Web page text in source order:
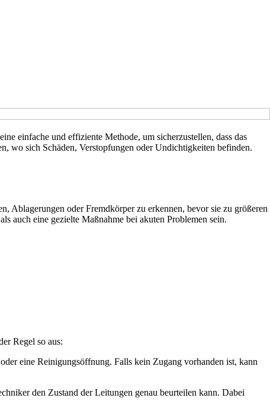
einfache und effiziente Methode, um sicherzustellen, dass das
wo sich Schäden, Verstopfungen oder Undichtigkeiten befinden.
Ablagerungen oder Fremdkörper zu erkennen, bevor sie zu größeren
auch eine gezielte Maßnahme bei akuten Problemen sein.
Regel so aus:
eine Reinigungsöffnung. Falls kein Zugang vorhanden ist, kann
den Zustand der Leitungen genau beurteilen kann. Dabei